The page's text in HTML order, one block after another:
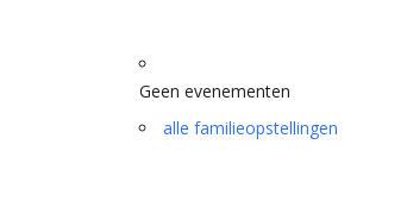
Geen evenementen
alle familieopstellingen